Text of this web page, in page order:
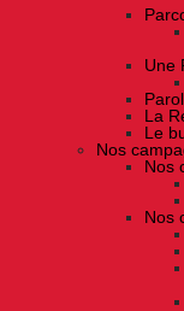
Une
La
Le
Nos
Nos
Nos